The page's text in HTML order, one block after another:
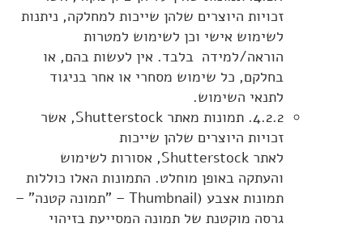
זכויות היוצרים שלהן שייכות למחלקה, ניתנות
לשימוש אישי וכן לשימוש למטרות
הוראה/למידה בלבד. אין לעשות בהם, או
בחלקם, כל שימוש מסחרי או אחר בניגוד
לתנאי השימוש.
4.2.2. תמונות מאתר Shutterstock, אשר
זכויות היוצרים שלהן שייכות
לאתר Shutterstock, אסורות לשימוש
והעתקה באופן מוחלט. התמונות האלו כוללות
תמונות אצבע (Thumbnail – "תמונה קטנה" –
גרסה מוקטנת של תמונה המסייעת בזיהוי